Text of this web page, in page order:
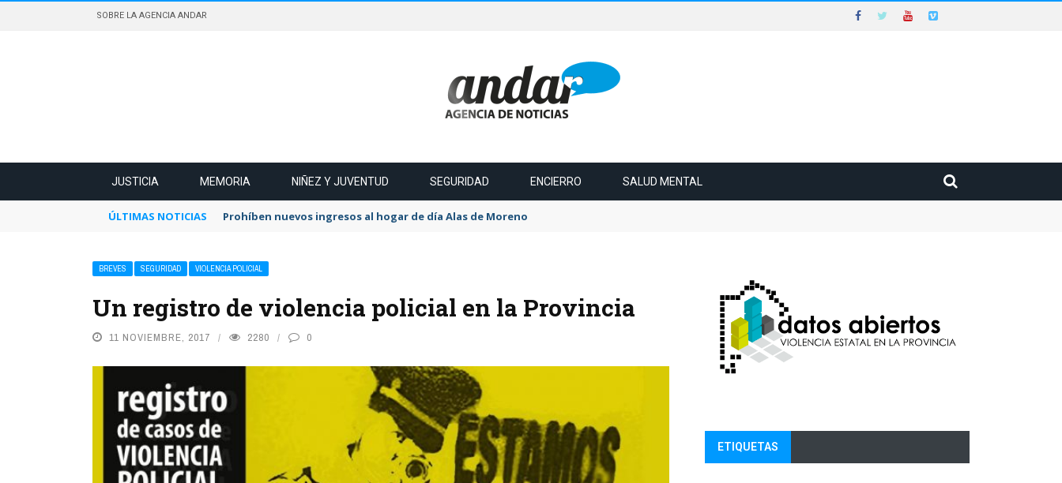
SOBRE LA AGENCIA ANDAR
JUSTICIA MEMORIA NIÑEZ Y JUVENTUD SEGURIDAD ENCIERRO SALUD MENTAL
ÚLTIMAS NOTICIAS Prohíben nuevos ingresos al hogar de día Alas de Moreno
BREVES SEGURIDAD VIOLENCIA POLICIAL
Un registro de violencia policial en la Provincia
11 NOVIEMBRE, 2017 2280 0
ETIQUETAS